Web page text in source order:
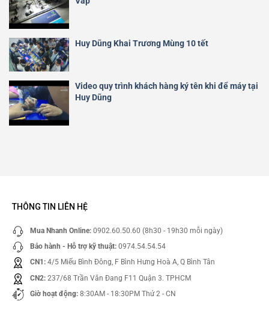
Huy Dũng Khai Trương Mùng 10 tết
Video quy trình khách hàng ký tên khi để máy tại
Huy Dũng
THÔNG TIN LIÊN HỆ
Mua Nhanh Online: 0902.60.50.60 (8h30 - 19h30 mỗi ngày)
Bảo hành - Hỗ trợ kỹ thuật: 0974.54.54.54
CN1: 4/5 Miếu Bình Đông, F Bình Hưng Hoà A, Q Bình Tân
CN2: 237/68 Trần Văn Đang F11 Quận 3. TPHCM
Giờ hoạt động: 8:30AM - 18:30PM Thứ 2 - CN